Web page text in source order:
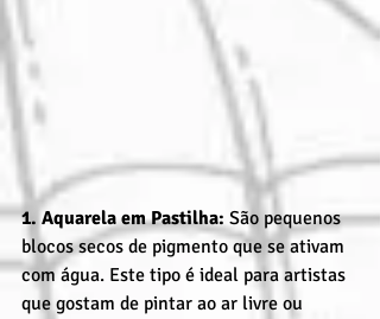
1. Aquarela em Pastilha: São pequenos
blocos secos de pigmento que se ativam
com água. Este tipo é ideal para artistas
que gostam de pintar ao ar livre ou